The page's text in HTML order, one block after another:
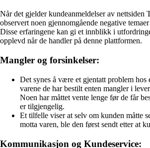
Når det gjelder kundeanmeldelser av nettsiden
observert noen gjennomgående negative
Disse erfaringene kan gi et innblikk i
opplevd når de handler på denne plattformen.
Mangler og forsinkelser:
Det synes å være et gjentatt problem hos
varene de har bestilt enten mangler i
Noen har måttet vente lenge før de får
er tilgjengelig.
Et tilfelle viser at selv om kunden måtte
motta varen, ble den først sendt etter at
Kommunikasjon og Kundeservice: